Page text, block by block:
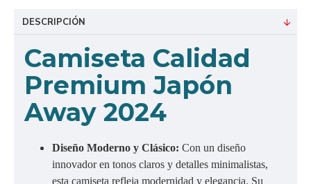
DESCRIPCIÓN
Camiseta Calidad
Premium Japón
Away 2024
Diseño Moderno y Clásico: Con un diseño
innovador en tonos claros y detalles minimalistas,
esta camiseta refleja modernidad y elegancia. Su